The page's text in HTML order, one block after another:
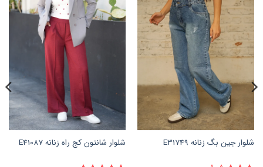
شلوار جین بگ زنانه E31749 شلوار شانتون کج راه زنانه E41087